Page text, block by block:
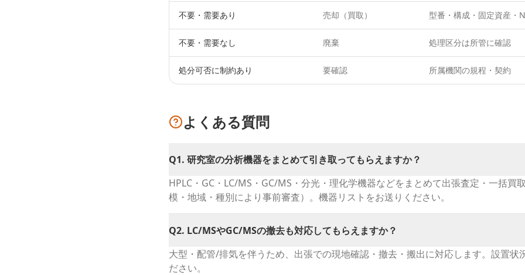
不要・需要あり 売却（買取） 型番・構成・固定資産・
不要・需要なし 廃棄 処理区分は所管に確認
処分可否に制約あり 要確認 所属機関の規程・契約
よくある質問
Q1. 研究室の分析機器をまとめて引き取ってもらえますか？
HPLC・GC・LC/MS・GC/MS・分光・理化学機器などをまとめて出張査定・一括買
模・地域・種別により事前審査）。機器リストをお送りください。
Q2. LC/MSやGC/MSの撤去も対応してもらえますか？
大型・配管/排気を伴うため、出張での現地確認・撤去・搬出に対応します。設置状
ださい。